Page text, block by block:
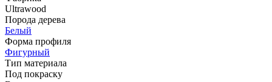
Ultrawood
Порода дерева
Белый
Форма профиля
Фигурный
Тип материала
Под покраску